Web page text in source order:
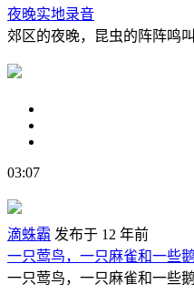
夜晚实地录音
郊区的夜晚，昆虫的阵阵鸣
03:07
滴蛛霸 发布于 12 年前
一只莺鸟，一只麻雀和一些鹅
一只莺鸟，一只麻雀和一些